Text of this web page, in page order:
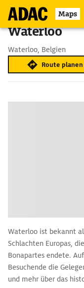
Maps
Waterloo
Waterloo, Belgien
Route planen
Waterloo ist bekannt
Schlachten Europas,
Bonapartes endete.
Besuchende die
und mehr über das